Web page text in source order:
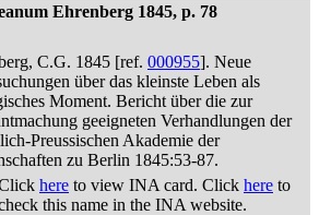
Ehrenberg 1845, p. 78
C.G. 1845 [ref. 000955]. Neue
über das kleinste Leben als
Moment. Bericht über die zur
geeigneten Verhandlungen der
Preussischen Akademie der
zu Berlin 1845:53-87.
here to view INA card. Click here to
this name in the INA website.